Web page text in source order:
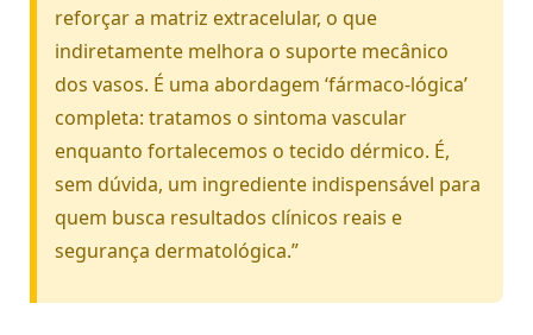
reforçar a matriz extracelular, o que
indiretamente melhora o suporte mecânico
dos vasos. É uma abordagem ‘fármaco-lógica’
completa: tratamos o sintoma vascular
enquanto fortalecemos o tecido dérmico. É,
sem dúvida, um ingrediente indispensável para
quem busca resultados clínicos reais e
segurança dermatológica.”